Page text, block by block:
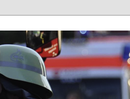
Mutlangen